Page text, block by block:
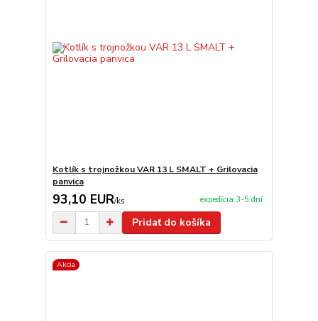
Kotlík s trojnožkou VAR 13 L SMALT + Grilovacia
panvica
93,10 EUR/ks expedícia 3-5 dní
Pridať do košíka
Akcia